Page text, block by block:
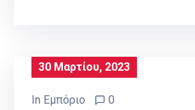
30 Μαρτίου, 2023
In Εμπόριο 0